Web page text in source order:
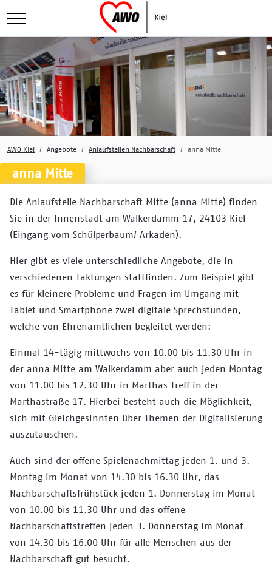
Mobile Menu Toggle
AWO Kiel Angebote Anlaufstellen Nachbarschaft anna Mitte
anna Mitte
Die Anlaufstelle Nachbarschaft Mitte (anna Mitte) finden
Sie in der Innenstadt am Walkerdamm 17, 24103 Kiel
(Eingang vom Schülperbaum/ Arkaden).
Hier gibt es viele unterschiedliche Angebote, die in
verschiedenen Taktungen stattfinden. Zum Beispiel gibt
es für kleinere Probleme und Fragen im Umgang mit
Tablet und Smartphone zwei digitale Sprechstunden,
welche von Ehrenamtlichen begleitet werden:
Einmal 14-tägig mittwochs von 10.00 bis 11.30 Uhr in
der anna Mitte am Walkerdamm aber auch jeden Montag
von 11.00 bis 12.30 Uhr in Marthas Treff in der
Marthastraße 17. Hierbei besteht auch die Möglichkeit,
sich mit Gleichgesinnten über Themen der Digitalisierung
auszutauschen.
Auch sind der offene Spielenachmittag jeden 1. und 3.
Montag im Monat von 14.30 bis 16.30 Uhr, das
Nachbarschaftsfrühstück jeden 1. Donnerstag im Monat
von 10.00 bis 11.30 Uhr und das offene
Nachbarschaftstreffen jeden 3. Donnerstag im Monat
von 14.30 bis 16.00 Uhr für alle Menschen aus der
Nachbarschaft gut besucht.